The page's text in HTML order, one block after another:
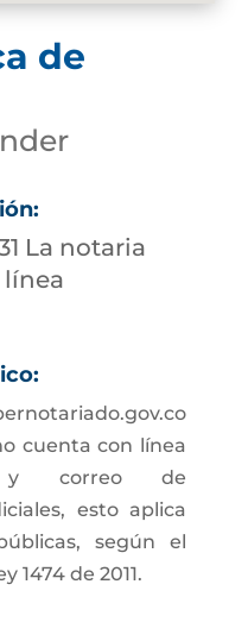
de
La notaria
cuenta con línea
y correo de
esto aplica
según el
1474 de 2011.